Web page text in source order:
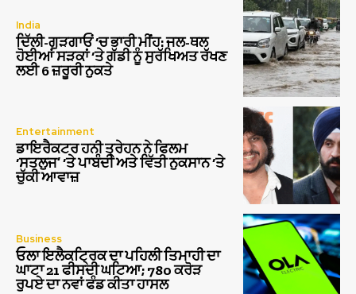
India
ਦਿੱਲੀ-ਗੁੜਗਾਓਂ ‘ਚ ਭਾਰੀ ਮੀਂਹ: ਜਲ-ਥਲ
ਹੋਈਆਂ ਸੜਕਾਂ ‘ਤੇ ਗੱਡੀ ਨੂੰ ਸੁਰੱਖਿਅਤ ਰੱਖਣ
ਲਈ 6 ਜ਼ਰੂਰੀ ਨੁਕਤੇ
Entertainment
ਡਾਇਰੈਕਟਰ ਹਨੀ ਤ੍ਰੇਹਨ ਨੇ ਫਿਲਮ
‘ਸਤਲੁਜ’ ‘ਤੇ ਪਾਬੰਦੀ ਅਤੇ ਵਿੱਤੀ ਨੁਕਸਾਨ ‘ਤੇ
ਚੁੱਕੀ ਆਵਾਜ਼
Business
ਓਲਾ ਇਲੈਕਟ੍ਰਿਕ ਦਾ ਪਹਿਲੀ ਤਿਮਾਹੀ ਦਾ
ਘਾਟਾ 21 ਫੀਸਦੀ ਘਟਿਆ; 780 ਕਰੋੜ
ਰੁਪਏ ਦਾ ਨਵਾਂ ਫੰਡ ਕੀਤਾ ਹਾਸਲ